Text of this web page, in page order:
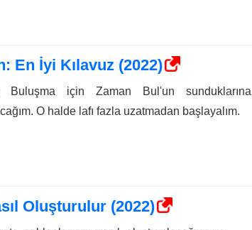
En İyi Kılavuz (2022)
Buluşma için Zaman Bul'un sunduklarına
O halde lafı fazla uzatmadan başlayalım.
Oluşturulur (2022)